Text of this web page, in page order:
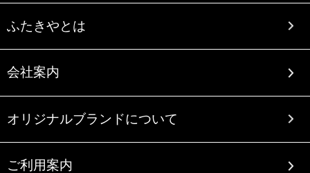
ふたきやとは
会社案内
オリジナルブランドについて
ご利用案内